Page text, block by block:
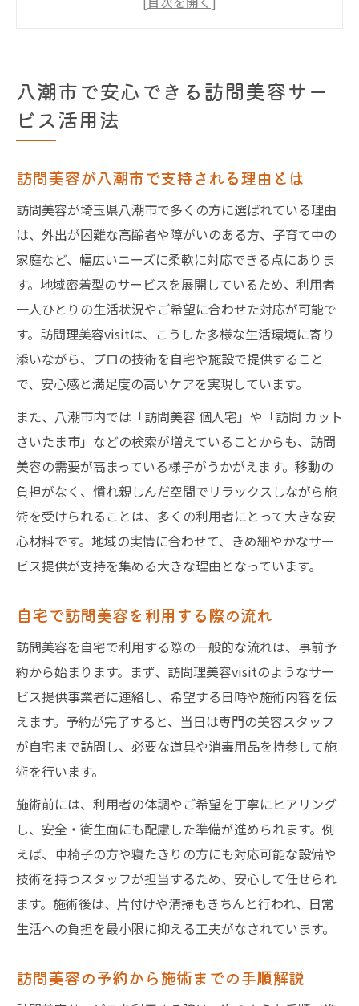
訪問美容が暮らしを彩る理由と注意点
訪問美容で毎日が豊かになる理由
訪問美容を利用する際の注意点まとめ
訪問美容で得られる心身のリフレッシュ効
果
自宅で理美容ケアを受けるなら押さえたいポイ
ント
訪問美容を自宅で受ける際の準備方法
個人宅で訪問美容を利用する際の注意点
訪問美容のサービス内容を事前に確認しよ
う
自宅で快適に訪問美容を受けるコツ
訪問理美容券利用時のポイントと流れ
専門スタッフが訪問する美容サービスの特徴
訪問美容スタッフの専門性と安心感
技術力の高いスタッフによる訪問美容の魅
力
訪問美容ならではの個別対応サービス
専門スタッフによる丁寧なカウンセリング
訪問美容で実現する快適な毎日へのヒント
訪問美容で毎日を快適に過ごすための工夫
理美容ケアを通じて心もリフレッシュ
訪問美容がもたらす生活の質向上とは
訪問美容で家族も嬉しいサポート体制
在宅で叶う自分らしいおしゃれの楽しみ方
八潮市で選ぶ訪問美容のメリットと魅力
八潮市で訪問美容を選ぶ理由と利点まとめ
訪問美容で得られる地域密着のサポート
外出せずに理美容サービスを受ける安心感
訪問美容と通常サロンの違いを徹底比較
八潮市で安心できる訪問美容サー
ビス活用法
訪問美容が八潮市で支持される理由とは
訪問美容が埼玉県八潮市で多くの方に選ばれている理由
は、外出が困難な高齢者や障がいのある方、子育て中の
家庭など、幅広いニーズに柔軟に対応できる点にありま
す。地域密着型のサービスを展開しているため、利用者
一人ひとりの生活状況やご希望に合わせた対応が可能で
す。訪問理美容visitは、こうした多様な生活環境に寄り
添いながら、プロの技術を自宅や施設で提供すること
で、安心感と満足度の高いケアを実現しています。
また、八潮市内では「訪問美容 個人宅」や「訪問 カット
さいたま市」などの検索が増えていることからも、訪問
美容の需要が高まっている様子がうかがえます。移動の
負担がなく、慣れ親しんだ空間でリラックスしながら施
術を受けられることは、多くの利用者にとって大きな安
心材料です。地域の実情に合わせて、きめ細やかなサー
ビス提供が支持を集める大きな理由となっています。
自宅で訪問美容を利用する際の流れ
訪問美容を自宅で利用する際の一般的な流れは、事前予
約から始まります。まず、訪問理美容visitのようなサー
ビス提供事業者に連絡し、希望する日時や施術内容を伝
えます。予約が完了すると、当日は専門の美容スタッフ
が自宅まで訪問し、必要な道具や消毒用品を持参して施
術を行います。
施術前には、利用者の体調やご希望を丁寧にヒアリング
し、安全・衛生面にも配慮した準備が進められます。例
えば、車椅子の方や寝たきりの方にも対応可能な設備や
技術を持つスタッフが担当するため、安心して任せられ
ます。施術後は、片付けや清掃もきちんと行われ、日常
生活への負担を最小限に抑える工夫がなされています。
訪問美容の予約から施術までの手順解説